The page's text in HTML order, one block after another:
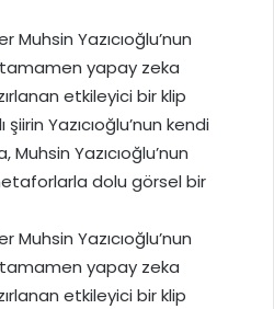
Yazıcıoğlu’nun
tamamen yapay zeka
etkileyici bir klip
şiirin Yazıcıoğlu’nun kendi
Yazıcıoğlu’nun
dolu görsel bir
Yazıcıoğlu’nun
tamamen yapay zeka
etkileyici bir klip